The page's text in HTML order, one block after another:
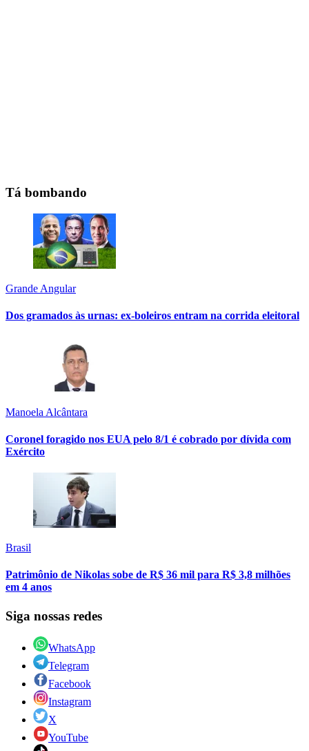
Tá bombando
Grande Angular
Dos gramados às urnas: ex-boleiros entram na corrida eleitoral
Manoela Alcântara
Coronel foragido nos EUA pelo 8/1 é cobrado por dívida com
Exército
Brasil
Patrimônio de Nikolas sobe de R$ 36 mil para R$ 3,8 milhões
em 4 anos
Siga nossas redes
WhatsApp
Telegram
Facebook
Instagram
X
YouTube